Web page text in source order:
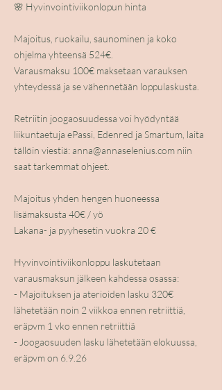
🌸 Hyvinvointiviikonlopun hinta
Majoitus, ruokailu, saunominen ja koko
ohjelma yhteensä 524€.
Varausmaksu 100€ maksetaan varauksen
yhteydessä ja se vähennetään loppulaskusta.
Retriitin joogaosuudessa voi hyödyntää
liikuntaetuja ePassi, Edenred ja Smartum, laita
tällöin viestiä: anna@annaselenius.com niin
saat tarkemmat ohjeet.
Majoitus yhden hengen huoneessa
lisämaksusta 40€ / yö
Lakana- ja pyyhesetin vuokra 20 €
Hyvinvointiviikonloppu laskutetaan
varausmaksun jälkeen kahdessa osassa: ​
- Majoituksen ja aterioiden lasku 320€
lähetetään noin 2 viikkoa ennen retriittiä,
eräpvm 1 vko ennen retriittiä
- Joogaosuuden lasku lähetetään elokuussa,
eräpvm on 6.9.26